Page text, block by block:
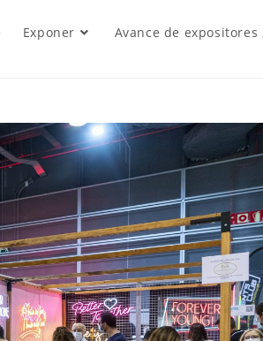
Exponer Avance de expositores